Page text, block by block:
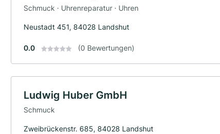
Schmuck · Uhrenreparatur · Uhren
Neustadt 451, 84028 Landshut
0.0 (0 Bewertungen)
Ludwig Huber GmbH
Schmuck
Zweibrückenstr. 685, 84028 Landshut